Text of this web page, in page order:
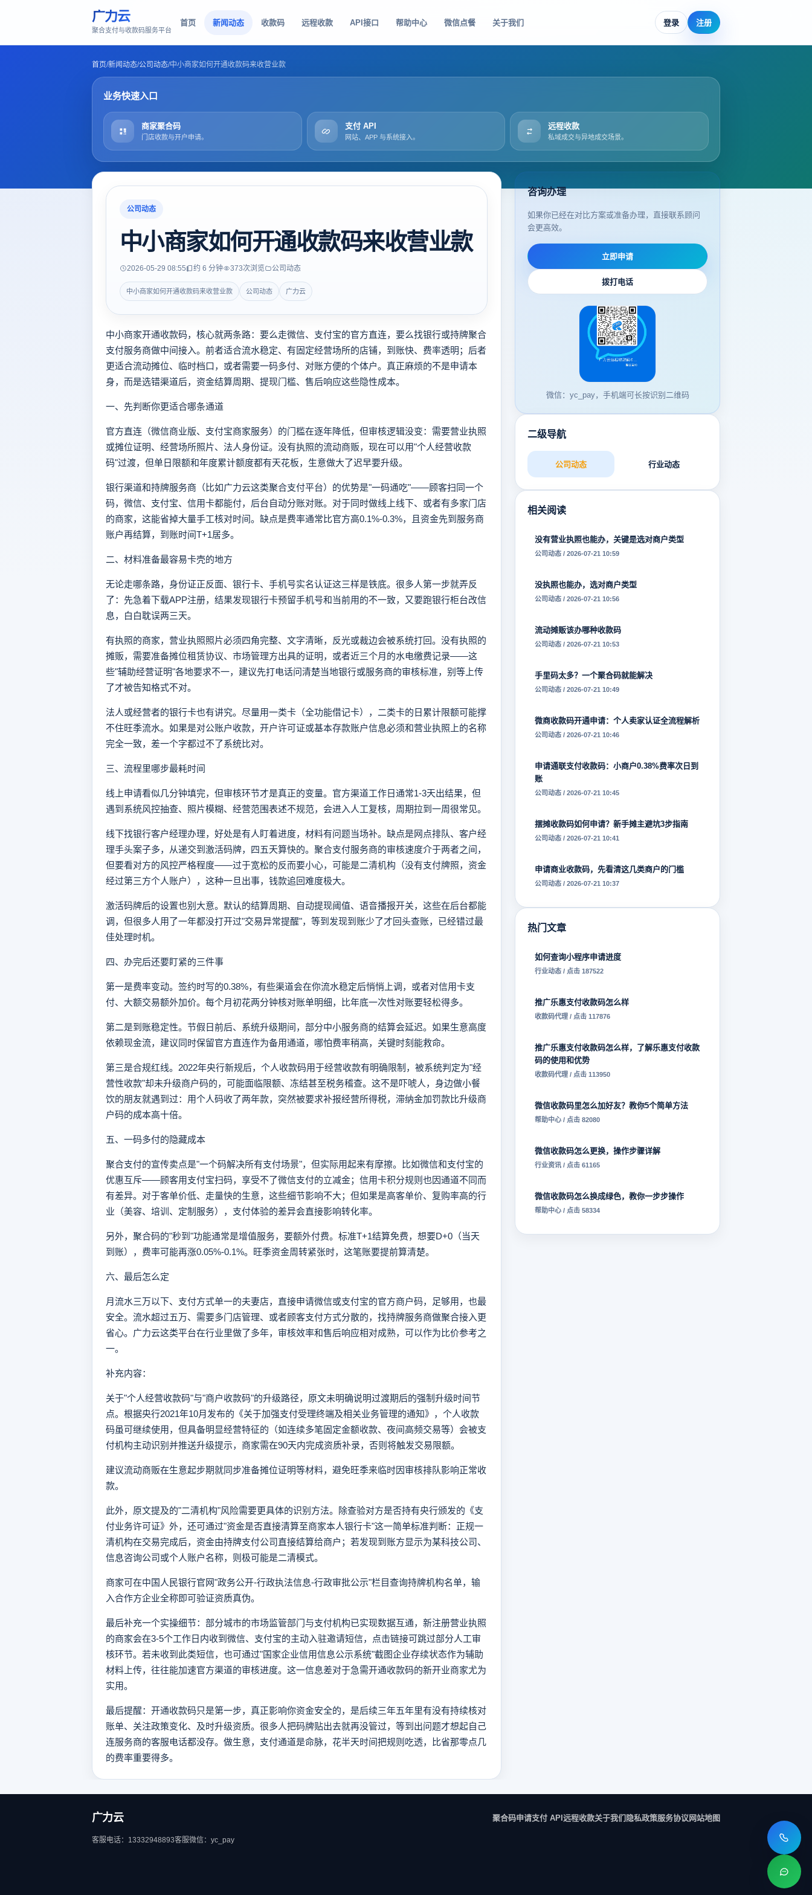
广力云
聚合支付与收款码服务平台
首页 新闻动态 收款码 远程收款 API接口 帮助中心 微信点餐 关于我们 登录 注册
首页/新闻动态/公司动态/中小商家如何开通收款码来收营业款
业务快速入口
商家聚合码
门店收款与开户申请。
支付 API
网站、APP 与系统接入。
远程收款
私域成交与异地成交场景。
公司动态
中小商家如何开通收款码来收营业款
2026-05-29 08:55 约 6 分钟 373次浏览 公司动态
中小商家如何开通收款码来收营业款 公司动态 广力云
中小商家开通收款码，核心就两条路：要么走微信、支付宝的官方直连，要么找银行或持牌聚合
支付服务商做中间接入。前者适合流水稳定、有固定经营场所的店铺，到账快、费率透明；后者
更适合流动摊位、临时档口，或者需要一码多付、对账方便的个体户。真正麻烦的不是申请本
身，而是选错渠道后，资金结算周期、提现门槛、售后响应这些隐性成本。
一、先判断你更适合哪条通道
官方直连（微信商业版、支付宝商家服务）的门槛在逐年降低，但审核逻辑没变：需要营业执照
或摊位证明、经营场所照片、法人身份证。没有执照的流动商贩，现在可以用"个人经营收款
码"过渡，但单日限额和年度累计额度都有天花板，生意做大了迟早要升级。
银行渠道和持牌服务商（比如广力云这类聚合支付平台）的优势是"一码通吃"——顾客扫同一个
码，微信、支付宝、信用卡都能付，后台自动分账对账。对于同时做线上线下、或者有多家门店
的商家，这能省掉大量手工核对时间。缺点是费率通常比官方高0.1%-0.3%，且资金先到服务商
账户再结算，到账时间T+1居多。
二、材料准备最容易卡壳的地方
无论走哪条路，身份证正反面、银行卡、手机号实名认证这三样是铁底。很多人第一步就弄反
了：先急着下载APP注册，结果发现银行卡预留手机号和当前用的不一致，又要跑银行柜台改信
息，白白耽误两三天。
有执照的商家，营业执照照片必须四角完整、文字清晰，反光或裁边会被系统打回。没有执照的
摊贩，需要准备摊位租赁协议、市场管理方出具的证明，或者近三个月的水电缴费记录——这
些"辅助经营证明"各地要求不一，建议先打电话问清楚当地银行或服务商的审核标准，别等上传
了才被告知格式不对。
法人或经营者的银行卡也有讲究。尽量用一类卡（全功能借记卡），二类卡的日累计限额可能撑
不住旺季流水。如果是对公账户收款，开户许可证或基本存款账户信息必须和营业执照上的名称
完全一致，差一个字都过不了系统比对。
三、流程里哪步最耗时间
线上申请看似几分钟填完，但审核环节才是真正的变量。官方渠道工作日通常1-3天出结果，但
遇到系统风控抽查、照片模糊、经营范围表述不规范，会进入人工复核，周期拉到一周很常见。
线下找银行客户经理办理，好处是有人盯着进度，材料有问题当场补。缺点是网点排队、客户经
理手头案子多，从递交到激活码牌，四五天算快的。聚合支付服务商的审核速度介于两者之间，
但要看对方的风控严格程度——过于宽松的反而要小心，可能是二清机构（没有支付牌照，资金
经过第三方个人账户），这种一旦出事，钱款追回难度极大。
激活码牌后的设置也别大意。默认的结算周期、自动提现阈值、语音播报开关，这些在后台都能
调，但很多人用了一年都没打开过"交易异常提醒"，等到发现到账少了才回头查账，已经错过最
佳处理时机。
四、办完后还要盯紧的三件事
第一是费率变动。签约时写的0.38%，有些渠道会在你流水稳定后悄悄上调，或者对信用卡支
付、大额交易额外加价。每个月初花两分钟核对账单明细，比年底一次性对账要轻松得多。
第二是到账稳定性。节假日前后、系统升级期间，部分中小服务商的结算会延迟。如果生意高度
依赖现金流，建议同时保留官方直连作为备用通道，哪怕费率稍高，关键时刻能救命。
第三是合规红线。2022年央行新规后，个人收款码用于经营收款有明确限制，被系统判定为"经
营性收款"却未升级商户码的，可能面临限额、冻结甚至税务稽查。这不是吓唬人，身边做小餐
饮的朋友就遇到过：用个人码收了两年款，突然被要求补报经营所得税，滞纳金加罚款比升级商
户码的成本高十倍。
五、一码多付的隐藏成本
聚合支付的宣传卖点是"一个码解决所有支付场景"，但实际用起来有摩擦。比如微信和支付宝的
优惠互斥——顾客用支付宝扫码，享受不了微信支付的立减金；信用卡积分规则也因通道不同而
有差异。对于客单价低、走量快的生意，这些细节影响不大；但如果是高客单价、复购率高的行
业（美容、培训、定制服务），支付体验的差异会直接影响转化率。
另外，聚合码的"秒到"功能通常是增值服务，要额外付费。标准T+1结算免费，想要D+0（当天
到账），费率可能再涨0.05%-0.1%。旺季资金周转紧张时，这笔账要提前算清楚。
六、最后怎么定
月流水三万以下、支付方式单一的夫妻店，直接申请微信或支付宝的官方商户码，足够用，也最
安全。流水超过五万、需要多门店管理、或者顾客支付方式分散的，找持牌服务商做聚合接入更
省心。广力云这类平台在行业里做了多年，审核效率和售后响应相对成熟，可以作为比价参考之
一。
补充内容：
关于"个人经营收款码"与"商户收款码"的升级路径，原文未明确说明过渡期后的强制升级时间节
点。根据央行2021年10月发布的《关于加强支付受理终端及相关业务管理的通知》，个人收款
码虽可继续使用，但具备明显经营特征的（如连续多笔固定金额收款、夜间高频交易等）会被支
付机构主动识别并推送升级提示，商家需在90天内完成资质补录，否则将触发交易限额。
建议流动商贩在生意起步期就同步准备摊位证明等材料，避免旺季来临时因审核排队影响正常收
款。
此外，原文提及的"二清机构"风险需要更具体的识别方法。除查验对方是否持有央行颁发的《支
付业务许可证》外，还可通过"资金是否直接清算至商家本人银行卡"这一简单标准判断：正规一
清机构在交易完成后，资金由持牌支付公司直接结算给商户；若发现到账方显示为某科技公司、
信息咨询公司或个人账户名称，则极可能是二清模式。
商家可在中国人民银行官网"政务公开-行政执法信息-行政审批公示"栏目查询持牌机构名单，输
入合作方企业全称即可验证资质真伪。
最后补充一个实操细节：部分城市的市场监管部门与支付机构已实现数据互通，新注册营业执照
的商家会在3-5个工作日内收到微信、支付宝的主动入驻邀请短信，点击链接可跳过部分人工审
核环节。若未收到此类短信，也可通过"国家企业信用信息公示系统"截图企业存续状态作为辅助
材料上传，往往能加速官方渠道的审核进度。这一信息差对于急需开通收款码的新开业商家尤为
实用。
最后提醒：开通收款码只是第一步，真正影响你资金安全的，是后续三年五年里有没有持续核对
账单、关注政策变化、及时升级资质。很多人把码牌贴出去就再没管过，等到出问题才想起自己
连服务商的客服电话都没存。做生意，支付通道是命脉，花半天时间把规则吃透，比省那零点几
的费率重要得多。
咨询办理
如果你已经在对比方案或准备办理，直接联系顾问
会更高效。
立即申请
拨打电话
微信：yc_pay，手机端可长按识别二维码
二级导航
公司动态 行业动态
相关阅读
没有营业执照也能办，关键是选对商户类型
公司动态 / 2026-07-21 10:59
没执照也能办，选对商户类型
公司动态 / 2026-07-21 10:56
流动摊贩该办哪种收款码
公司动态 / 2026-07-21 10:53
手里码太多？一个聚合码就能解决
公司动态 / 2026-07-21 10:49
微商收款码开通申请：个人卖家认证全流程解析
公司动态 / 2026-07-21 10:46
申请通联支付收款码：小商户0.38%费率次日到
账
公司动态 / 2026-07-21 10:45
摆摊收款码如何申请？新手摊主避坑3步指南
公司动态 / 2026-07-21 10:41
申请商业收款码，先看清这几类商户的门槛
公司动态 / 2026-07-21 10:37
热门文章
如何查询小程序申请进度
行业动态 / 点击 187522
推广乐惠支付收款码怎么样
收款码代理 / 点击 117876
推广乐惠支付收款码怎么样，了解乐惠支付收款
码的使用和优势
收款码代理 / 点击 113950
微信收款码里怎么加好友？教你5个简单方法
帮助中心 / 点击 82080
微信收款码怎么更换，操作步骤详解
行业资讯 / 点击 61165
微信收款码怎么换成绿色，教你一步步操作
帮助中心 / 点击 58334
广力云 聚合码申请支付 API远程收款关于我们隐私政策服务协议网站地图
客服电话：13332948893客服微信：yc_pay